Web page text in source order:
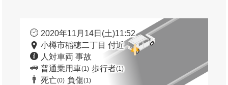
2020年11月14日(土)11:52
小樽市稲穂二丁目 付近
人対車両 事故
普通乗用車(1) 歩行者(1)
死亡(0) 負傷(1)